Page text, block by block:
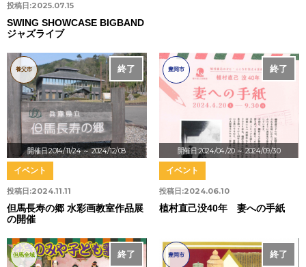
投稿日:2025.07.15
SWING SHOWCASE BIGBAND
ジャズライブ
開催日:2014/11/24～ 2024/12/08
終了
養父市
投稿日:2024.11.11
イベント
但馬長寿の郷 水彩画教室作品展
の開催
開催日:2024/04/20 ～ 2024/09/30
終了
豊岡市
投稿日:2024.06.10
イベント
植村直己没40年 妻への手紙
終了
但馬全域 終了
豊岡市